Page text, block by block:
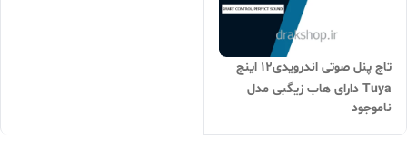
تاچ پنل صوتی اندرویدی12 اینچ
Tuya دارای هاب زیگبی مدل
JX12 برند S.O.S
ناموجود